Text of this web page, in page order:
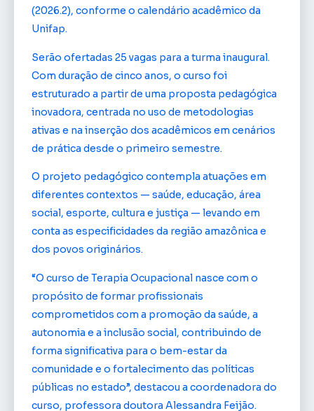
(2026.2), conforme o calendário acadêmico da
Unifap.
Serão ofertadas 25 vagas para a turma inaugural.
Com duração de cinco anos, o curso foi
estruturado a partir de uma proposta pedagógica
inovadora, centrada no uso de metodologias
ativas e na inserção dos acadêmicos em cenários
de prática desde o primeiro semestre.
O projeto pedagógico contempla atuações em
diferentes contextos — saúde, educação, área
social, esporte, cultura e justiça — levando em
conta as especificidades da região amazônica e
dos povos originários.
“O curso de Terapia Ocupacional nasce com o
propósito de formar profissionais
comprometidos com a promoção da saúde, a
autonomia e a inclusão social, contribuindo de
forma significativa para o bem-estar da
comunidade e o fortalecimento das políticas
públicas no estado”, destacou a coordenadora do
curso, professora doutora Alessandra Feijão.